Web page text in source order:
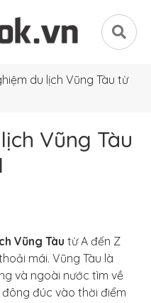
du lịch Vũng Tàu từ
Vũng Tàu
Vũng Tàu từ A đến Z
mái. Vũng Tàu là
và ngoài nước tìm về
đúc vào thời điểm